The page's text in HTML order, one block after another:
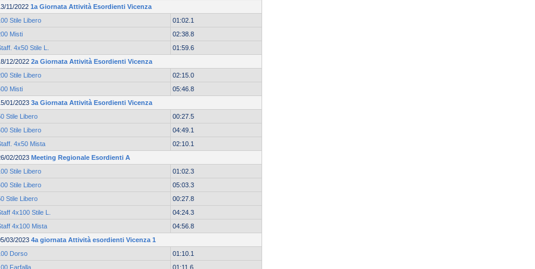
11/2022 1a Giornata Attività Esordienti Vicenza
Stile Libero
01:02.1
Misti
02:38.8
4x50 Stile L.
01:59.6
12/2022 2a Giornata Attività Esordienti Vicenza
Stile Libero
02:15.0
Misti
05:46.8
01/2023 3a Giornata Attività Esordienti Vicenza
Stile Libero
00:27.5
Stile Libero
04:49.1
4x50 Mista
02:10.1
02/2023 Meeting Regionale Esordienti A
Stile Libero
01:02.3
Stile Libero
05:03.3
Stile Libero
00:27.8
4x100 Stile L.
04:24.3
4x100 Mista
04:56.8
03/2023 4a giornata Attività esordienti Vicenza 1
Dorso
01:10.1
Farfalla
01:11.6